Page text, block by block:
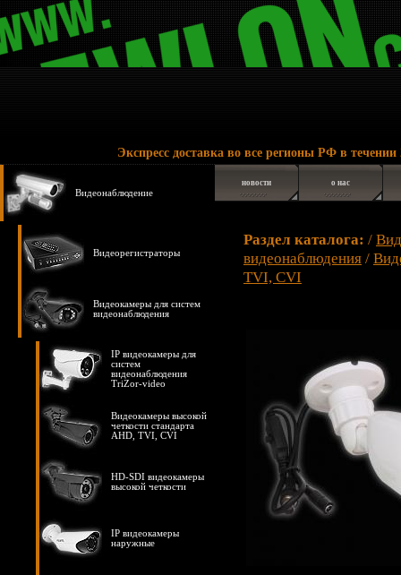
Экспресс доставка во все регионы РФ в течении 2 - 6
Видеонаблюдение
Видеорегистраторы
Видеокамеры для систем
видеонаблюдения
IP видеокамеры для
систем
видеонаблюдения
TriZor-video
Видеокамеры высокой
четкости стандарта
AHD, TVI, CVI
HD-SDI видеокамеры
высокой четкости
IP видеокамеры
наружные
новости о нас
Раздел каталога: /
видеонаблюдения /
TVI, CVI